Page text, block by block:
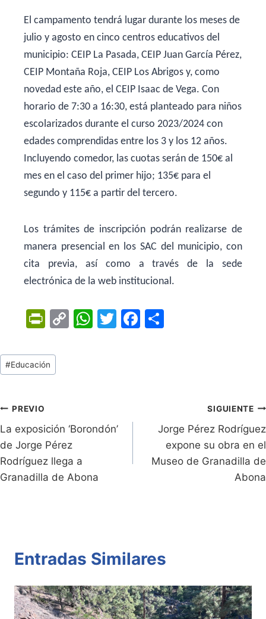
El campamento tendrá lugar durante los meses de
julio y agosto en cinco centros educativos del
municipio: CEIP La Pasada, CEIP Juan García Pérez,
CEIP Montaña Roja, CEIP Los Abrigos y, como
novedad este año, el CEIP Isaac de Vega. Con
horario de 7:30 a 16:30, está planteado para niños
escolarizados durante el curso 2023/2024 con
edades comprendidas entre los 3 y los 12 años.
Incluyendo comedor, las cuotas serán de 150€ al
mes en el caso del primer hijo; 135€ para el
segundo y 115€ a partir del tercero.
Los trámites de inscripción podrán realizarse de
manera presencial en los SAC del municipio, con
cita previa, así como a través de la sede
electrónica de la web institucional.
Pr
tF
ri
dl
y
C
k
W
p
T
F
Tags
de
#Educación
Navegación
de
entradas
PREVIO
La exposición ‘Borondón’
de Jorge Pérez
Rodríguez llega a
Granadilla de Abona
SIGUIENTE
Jorge Pérez Rodríguez
expone su obra en el
Museo de Granadilla de
Abona
Entradas Similares